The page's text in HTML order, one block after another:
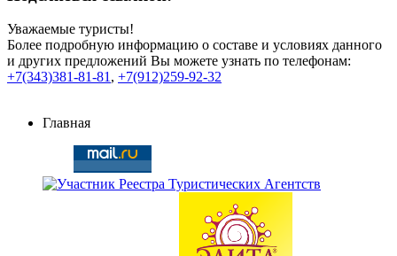
Уважаемые туристы!
Более подробную информацию о составе и условиях данного
и других предложений Вы можете узнать по телефонам:
+7(343)381-81-81, +7(912)259-92-32
Главная